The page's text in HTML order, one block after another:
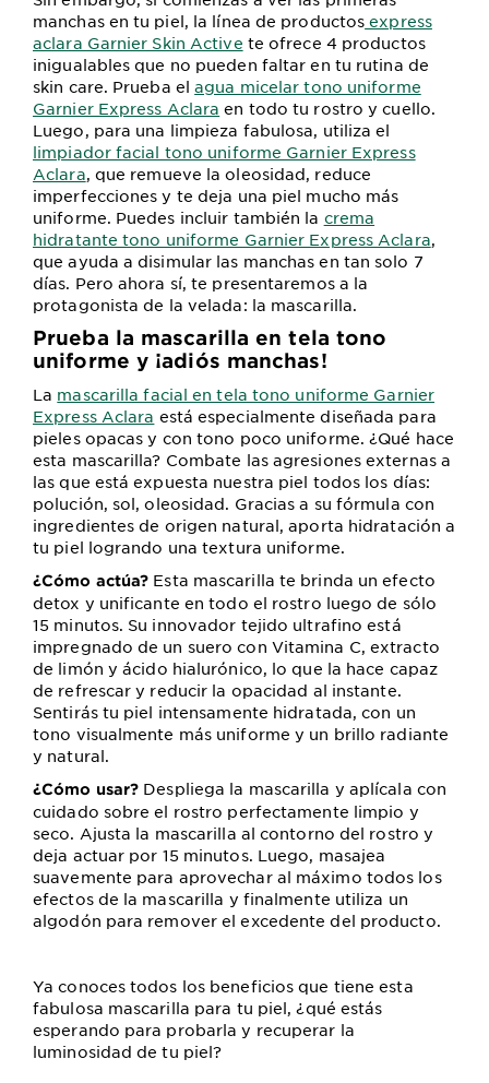
manchas en tu piel, la línea de productos express
aclara Garnier Skin Active te ofrece 4 productos
inigualables que no pueden faltar en tu rutina de
skin care. Prueba elagua micelar tono uniforme
Garnier Express Aclara en todo tu rostro y cuello.
Luego, para una limpieza fabulosa, utiliza el
limpiador facial tono uniforme Garnier Express
Aclara, que remueve la oleosidad, reduce
imperfecciones y te deja una piel mucho más
uniforme. Puedes incluir también la crema
hidratante tono uniforme Garnier Express Aclara,
que ayuda a disimular las manchas en tan solo 7
días. Pero ahora sí, te presentaremos a la
protagonista de la velada: la mascarilla.
Prueba la mascarilla en tela tono
uniforme y ¡adiós manchas!
La mascarilla facial en tela tono uniforme Garnier
Express Aclara está especialmente diseñada para
pieles opacas y con tono poco uniforme. ¿Qué hace
esta mascarilla? Combate las agresiones externas a
las que está expuesta nuestra piel todos los días:
polución, sol, oleosidad. Gracias a su fórmula con
ingredientes de origen natural, aporta hidratación a
tu piel logrando una textura uniforme.
¿Cómo actúa? Esta mascarilla te brinda un efecto
detox y unificante en todo el rostro luego de sólo
15 minutos. Su innovador tejido ultrafino está
impregnado de un suero con Vitamina C, extracto
de limón y ácido hialurónico, lo que la hace capaz
de refrescar y reducir la opacidad al instante.
Sentirás tu piel intensamente hidratada, con un
tono visualmente más uniforme y un brillo radiante
y natural.
¿Cómo usar? Despliega la mascarilla y aplícala con
cuidado sobre el rostro perfectamente limpio y
seco. Ajusta la mascarilla al contorno del rostro y
deja actuar por 15 minutos. Luego, masajea
suavemente para aprovechar al máximo todos los
efectos de la mascarilla y finalmente utiliza un
algodón para remover el excedente del producto.
Ya conoces todos los beneficios que tiene esta
fabulosa mascarilla para tu piel, ¿qué estás
esperando para probarla y recuperar la
luminosidad de tu piel?